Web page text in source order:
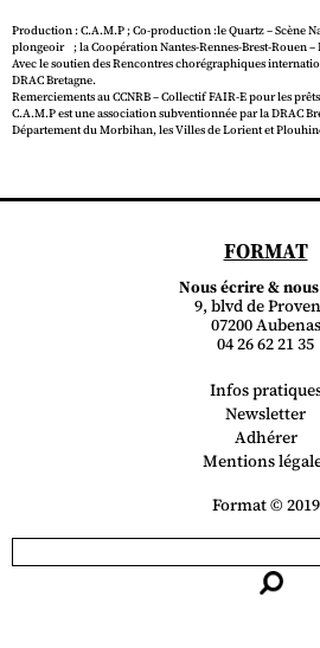
Production : C.A.M.P ; Co-production :le Quartz – Scène
plongeoir ; la Coopération Nantes-Rennes-Brest-Rouen –
Avec le soutien des Rencontres chorégraphiques
DRAC Bretagne.
Remerciements au CCNRB – Collectif FAIR-E pour les
C.A.M.P est une association subventionnée par la DRAC
Département du Morbihan, les Villes de Lorient et
FORMAT
Nous écrire &
9, blvd de
07200 Aubenas
04 26 62 21 35
Infos
Newsletter
Adhérer
Mentions
Format © 2019